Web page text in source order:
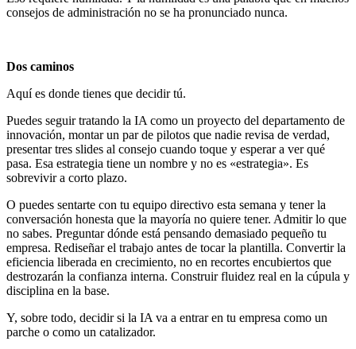
consejos de administración no se ha pronunciado nunca.
Dos caminos
Aquí es donde tienes que decidir tú.
Puedes seguir tratando la IA como un proyecto del departamento de
innovación, montar un par de pilotos que nadie revisa de verdad,
presentar tres slides al consejo cuando toque y esperar a ver qué
pasa. Esa estrategia tiene un nombre y no es «estrategia». Es
sobrevivir a corto plazo.
O puedes sentarte con tu equipo directivo esta semana y tener la
conversación honesta que la mayoría no quiere tener. Admitir lo que
no sabes. Preguntar dónde está pensando demasiado pequeño tu
empresa. Rediseñar el trabajo antes de tocar la plantilla. Convertir la
eficiencia liberada en crecimiento, no en recortes encubiertos que
destrozarán la confianza interna. Construir fluidez real en la cúpula y
disciplina en la base.
Y, sobre todo, decidir si la IA va a entrar en tu empresa como un
parche o como un catalizador.